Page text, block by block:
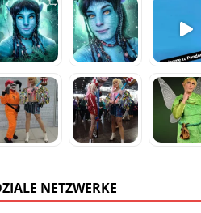
NETZWERKE